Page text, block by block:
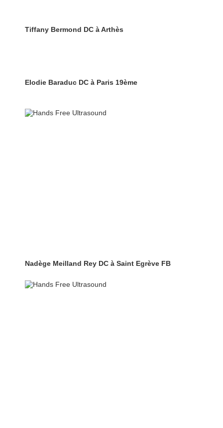
Tiffany Bermond DC à Arthès
Elodie Baraduc DC à Paris 19ème
Nadège Meilland Rey DC à Saint Egrève FB